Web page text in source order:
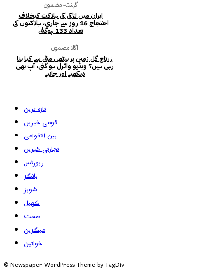
گزشتہ مضمون
ایران میں لڑکی کی ہلاکت کیخلاف
احتجاج 16 روز سے جاری، ہلاکتوں کی
تعداد 133 ہوگئی
اگلا مضمون
زرتاج گل زمین پر بیٹھی مٹی سے کیا بنا
رہی ہیں؟ ویڈیو وائرل ہو گئی، آپ بھی
دیکھیے اور جانیے
تازہ ترین
قومی خبریں
بین الاقوامی
تجارتی خبریں
رپورٹس
بلاگز
شوبز
کھیل
صحت
میگزین
خواتین
© Newspaper WordPress Theme by TagDiv